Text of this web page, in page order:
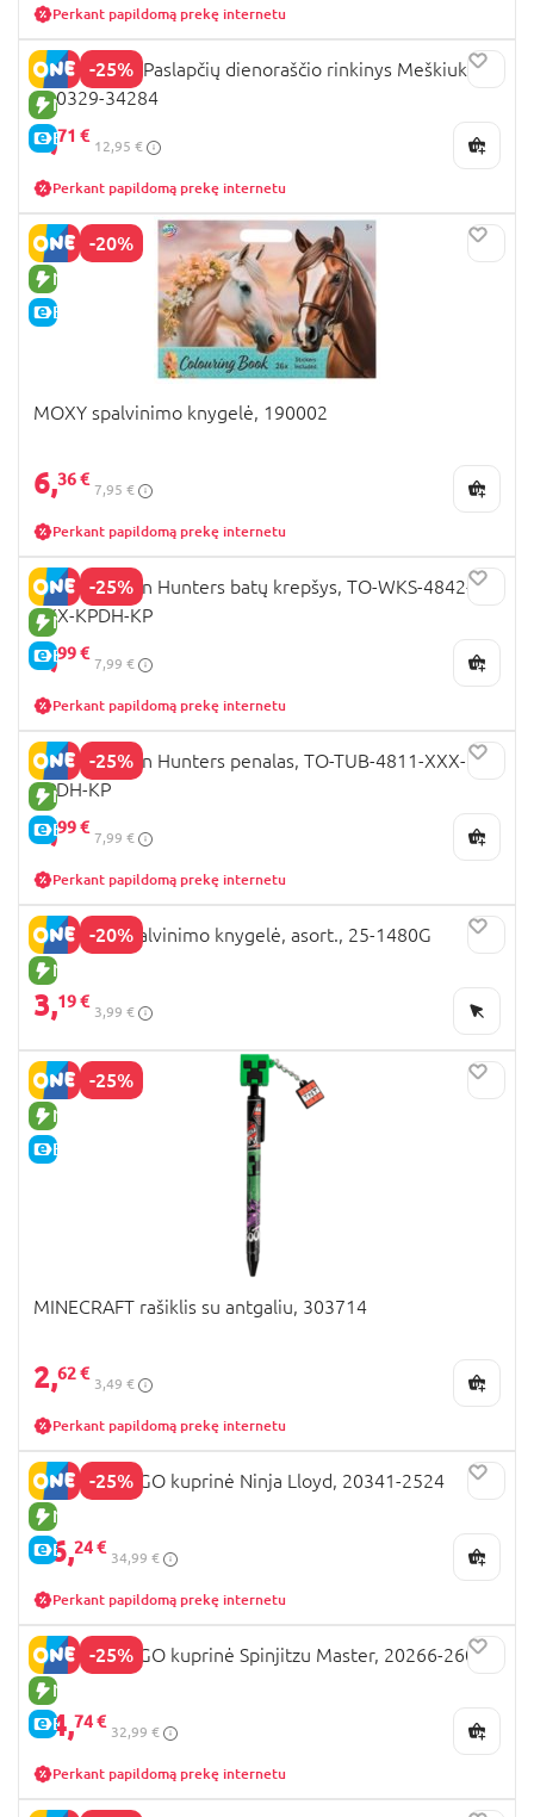
Perkant papildomą prekę internetu
-25%
NAUJA PREKĖ
E-KAINA
DREAM POP Paslapčių dienoraščio rinkinys Meškiukas,
K30329-34284
9,71 €
12,95 €
Perkant papildomą prekę internetu
-20%
NAUJA PREKĖ
E-KAINA
MOXY spalvinimo knygelė, 190002
6,36 €
7,95 €
Perkant papildomą prekę internetu
-25%
NAUJA PREKĖ
E-KAINA
K-POP Demon Hunters batų krepšys, TO-WKS-4842-
XXX-KPDH-KP
5,99 €
7,99 €
Perkant papildomą prekę internetu
-25%
NAUJA PREKĖ
E-KAINA
K-POP Demon Hunters penalas, TO-TUB-4811-XXX-
KPDH-KP
5,99 €
7,99 €
Perkant papildomą prekę internetu
-20%
NAUJA PREKĖ
CRAYOLA spalvinimo knygelė, asort., 25-1480G
3,19 €
3,99 €
-25%
NAUJA PREKĖ
E-KAINA
MINECRAFT rašiklis su antgaliu, 303714
2,62 €
3,49 €
Perkant papildomą prekę internetu
-25%
NAUJA PREKĖ
E-KAINA
LEGO NINJAGO kuprinė Ninja Lloyd, 20341-2524
26,24 €
34,99 €
Perkant papildomą prekę internetu
-25%
NAUJA PREKĖ
E-KAINA
LEGO NINJAGO kuprinė Spinjitzu Master, 20266-2601
24,74 €
32,99 €
Perkant papildomą prekę internetu